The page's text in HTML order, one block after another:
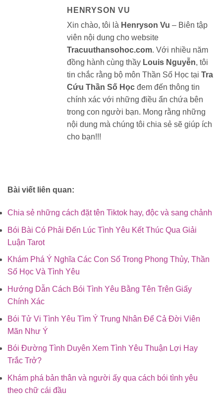
HENRYSON VU
Xin chào, tôi là Henryson Vu – Biên tập
viên nội dung cho website
Tracuuthansohoc.com. Với nhiều năm
đồng hành cùng thầy Louis Nguyễn, tôi
tin chắc rằng bộ môn Thần Số Học tại Tra
Cứu Thần Số Học đem đến thông tin
chính xác với những điều ẩn chứa bên
trong con người bạn. Mong rằng những
nội dung mà chúng tôi chia sẻ sẽ giúp ích
cho bạn!!!
Bài viết liên quan:
Chia sẻ những cách đặt tên Tiktok hay, độc và sang chảnh
Bói Bài Có Phải Đến Lúc Tình Yêu Kết Thúc Qua Giải
Luận Tarot
Khám Phá Ý Nghĩa Các Con Số Trong Phong Thủy, Thần
Số Học Và Tình Yêu
Hướng Dẫn Cách Bói Tình Yêu Bằng Tên Trên Giấy
Chính Xác
Bói Tử Vi Tình Yêu Tìm Ý Trung Nhân Để Cả Đời Viên
Mãn Như Ý
Bói Đường Tình Duyên Xem Tình Yêu Thuận Lợi Hay
Trắc Trở?
Khám phá bản thân và người ấy qua cách bói tình yêu
theo chữ cái đầu